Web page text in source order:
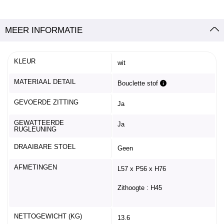
MEER INFORMATIE
KLEUR wit
MATERIAAL DETAIL Bouclette stof
GEVOERDE ZITTING Ja
GEWATTEERDE
RUGLEUNING
Ja
DRAAIBARE STOEL Geen
AFMETINGEN L57 x P56 x H76
Zithoogte : H45
NETTOGEWICHT (KG) 13.6